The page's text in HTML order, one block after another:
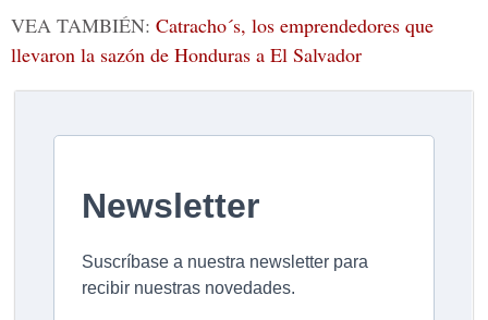
VEA TAMBIÉN: Catracho´s, los emprendedores que
llevaron la sazón de Honduras a El Salvador